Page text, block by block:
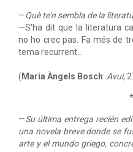
—Què te'n sembla de la
—S'ha dit que la literatura
no ho crec pas. Fa més de
tema recurrent...
( Maria Àngels Bosch: Avui,
—Su última entrega recién
una novela breve donde se
arte y el mundo griego,